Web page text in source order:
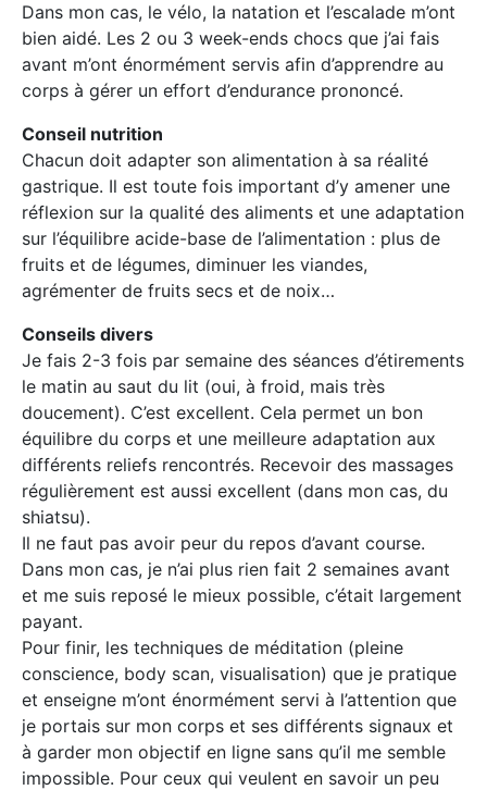
Dans mon cas, le vélo, la natation et l’escalade m’ont
bien aidé. Les 2 ou 3 week-ends chocs que j’ai fais
avant m’ont énormément servis afin d’apprendre au
corps à gérer un effort d’endurance prononcé.
Conseil nutrition
Chacun doit adapter son alimentation à sa réalité
gastrique. Il est toute fois important d’y amener une
réflexion sur la qualité des aliments et une adaptation
sur l’équilibre acide-base de l’alimentation : plus de
fruits et de légumes, diminuer les viandes,
agrémenter de fruits secs et de noix…
Conseils divers
Je fais 2-3 fois par semaine des séances d’étirements
le matin au saut du lit (oui, à froid, mais très
doucement). C’est excellent. Cela permet un bon
équilibre du corps et une meilleure adaptation aux
différents reliefs rencontrés. Recevoir des massages
régulièrement est aussi excellent (dans mon cas, du
shiatsu).
Il ne faut pas avoir peur du repos d’avant course.
Dans mon cas, je n’ai plus rien fait 2 semaines avant
et me suis reposé le mieux possible, c’était largement
payant.
Pour finir, les techniques de méditation (pleine
conscience, body scan, visualisation) que je pratique
et enseigne m’ont énormément servi à l’attention que
je portais sur mon corps et ses différents signaux et
à garder mon objectif en ligne sans qu’il me semble
impossible. Pour ceux qui veulent en savoir un peu